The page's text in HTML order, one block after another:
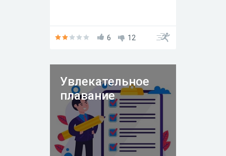
6 12
Увлекательное
плавание